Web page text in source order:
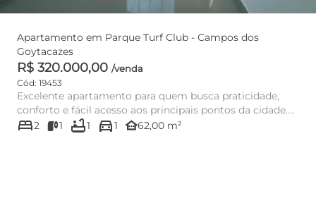
Apartamento em Parque Turf Club - Campos dos
Goytacazes
R$ 320.000,00 /venda
Cód: 19453
Excelente apartamento para quem busca praticidade,
conforto e fácil acesso aos principais pontos da cidade.
Localizado a...
bed2 1 bathtub1 directions_car1 other_houses62,00 m²